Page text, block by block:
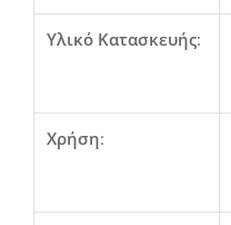
Υλικό Κατασκευής:
Χρήση: